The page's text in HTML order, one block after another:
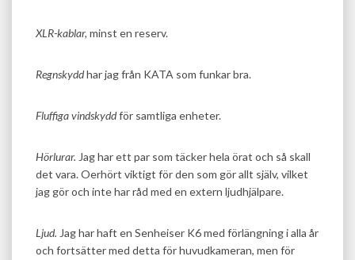
XLR-kablar, minst en reserv.
Regnskyddhar jag från KATA som funkar bra.
Fluffiga vindskyddför samtliga enheter.
Hörlurar. Jag har ett par som täcker hela örat och så skall
det vara. Oerhört viktigt för den som gör allt själv, vilket
jag gör och inte har råd med en extern ljudhjälpare.
Ljud. Jag har haft en Senheiser K6 med förlängning i alla år
och fortsätter med detta för huvudkameran, men för